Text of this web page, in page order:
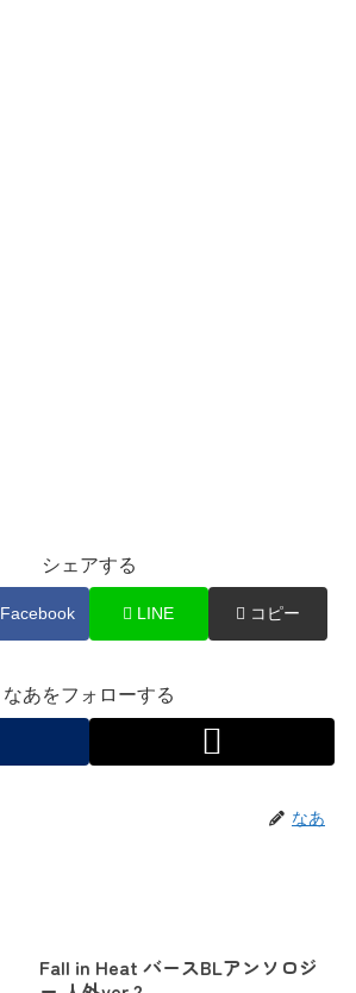
シェアする
Facebook LINE コピー
なあをフォローする
なあ
Fall in Heat バースBLアンソロジ